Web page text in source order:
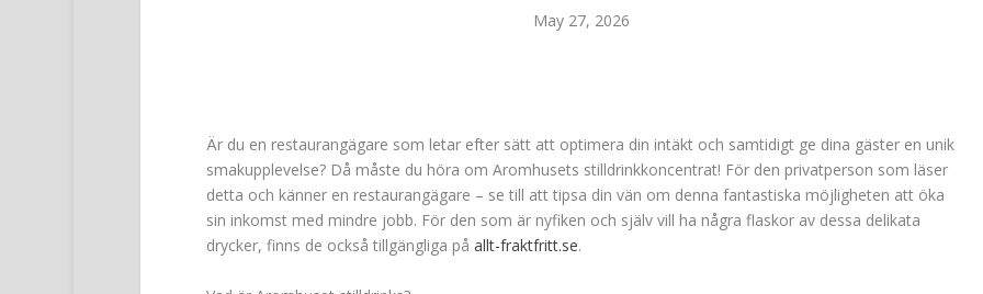
May 27, 2026
Är du en restaurangägare som letar efter sätt att optimera din intäkt och samtidigt ge dina gäster en unik
smakupplevelse? Då måste du höra om Aromhusets stilldrinkkoncentrat! För den privatperson som läser
detta och känner en restaurangägare – se till att tipsa din vän om denna fantastiska möjligheten att öka
sin inkomst med mindre jobb. För den som är nyfiken och själv vill ha några flaskor av dessa delikata
drycker, finns de också tillgängliga på allt-fraktfritt.se.